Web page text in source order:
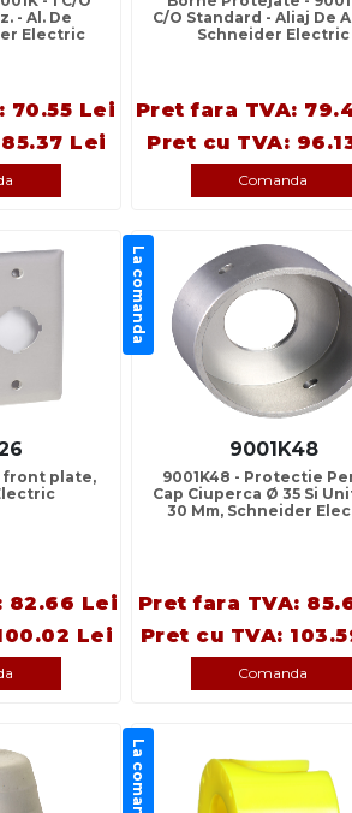
- Al. De
Electric
70.55 Lei
Lei
C/O Standard - Aliaj De
Schneider Electric
Pret fara TVA:
Pret cu TVA:
Comanda
front plate,
82.66 Lei
Lei
La comanda
9001K48
9001K48 - Protectie
Cap Ciuperca Ø 35 Si
30 Mm, Schneider
Pret fara TVA:
Pret cu TVA:
Comanda
La comanda